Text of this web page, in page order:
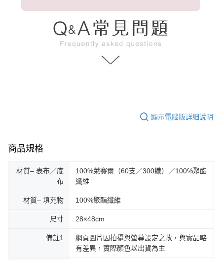
顯示電腦版詳細說明
商品規格
材質– 表布／底
布
100℅萊賽爾（60支／300織）／100℅聚酯
纖維
材質– 填充物 100℅聚酯纖維
尺寸 28×48cm
備註1
網頁圖片因拍攝與螢幕設定之故，與實品略
有差異，實際顏色以出貨為主